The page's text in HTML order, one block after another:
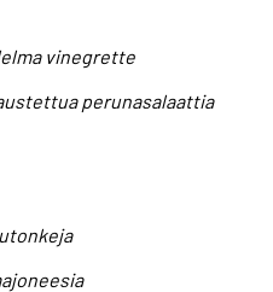
vinegrette
perunasalaattia